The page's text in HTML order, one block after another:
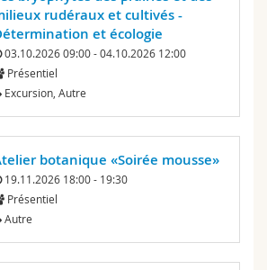
et sociales et management
humaines
cours
rudéraux et cultivés -
et écologie
03.10.2026 09:00 - 04.10.2026 12:00
Présentiel
Excursion, Autre
botanique «Soirée mousse»
19.11.2026 18:00 - 19:30
Présentiel
Autre